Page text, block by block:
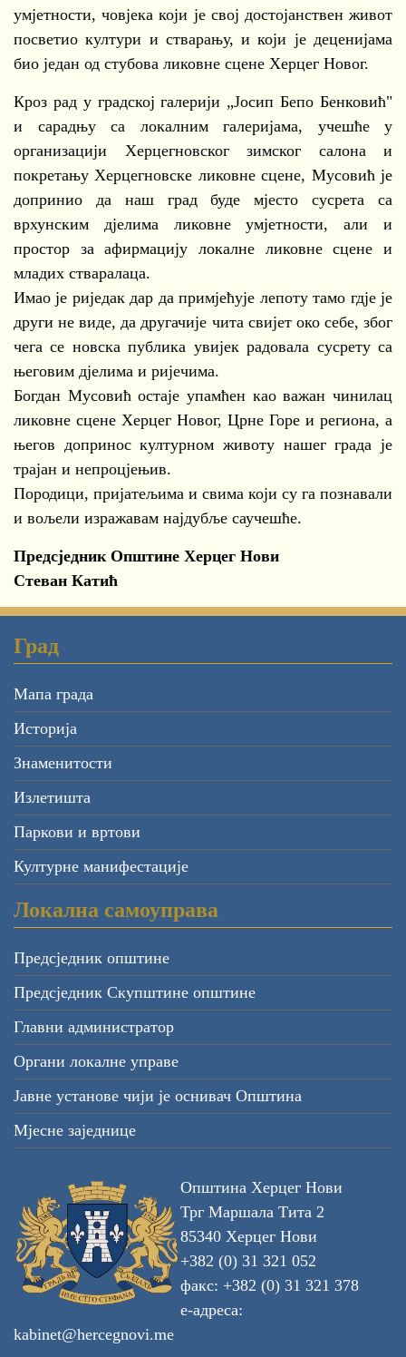
умјетности, човјека који је свој достојанствен живот
посветио култури и стварању, и који је деценијама
био један од стубова ликовне сцене Херцег Новог.
Кроз рад у градској галерији „Јосип Бепо Бенковић"
и сарадњу са локалним галеријама, учешће у
организацији Херцегновског зимског салона и
покретању Херцегновске ликовне сцене, Мусовић је
допринио да наш град буде мјесто сусрета са
врхунским дјелима ликовне умјетности, али и
простор за афирмацију локалне ликовне сцене и
младих стваралаца.
Имао је риједак дар да примјећује лепоту тамо гдје је
други не виде, да другачије чита свијет око себе, због
чега се новска публика увијек радовала сусрету са
његовим дјелима и ријечима.
Богдан Мусовић остаје упамћен као важан чинилац
ликовне сцене Херцег Новог, Црне Горе и региона, а
његов допринос културном животу нашег града је
трајан и непроцјењив.
Породици, пријатељима и свима који су га познавали
и вољели изражавам најдубље саучешће.
Предсједник Општине Херцег Нови
Стеван Катић
Град
Мапа града
Историја
Знаменитости
Излетишта
Паркови и вртови
Културне манифестације
Локална самоуправа
Предсједник општине
Предсједник Скупштине општине
Главни администратор
Органи локалне управе
Јавне установе чији је оснивач Општина
Мјесне заједнице
Општина Херцег Нови
Трг Маршала Тита 2
85340 Херцег Нови
+382 (0) 31 321 052
факс: +382 (0) 31 321 378
е-адреса:
kabinet@hercegnovi.me